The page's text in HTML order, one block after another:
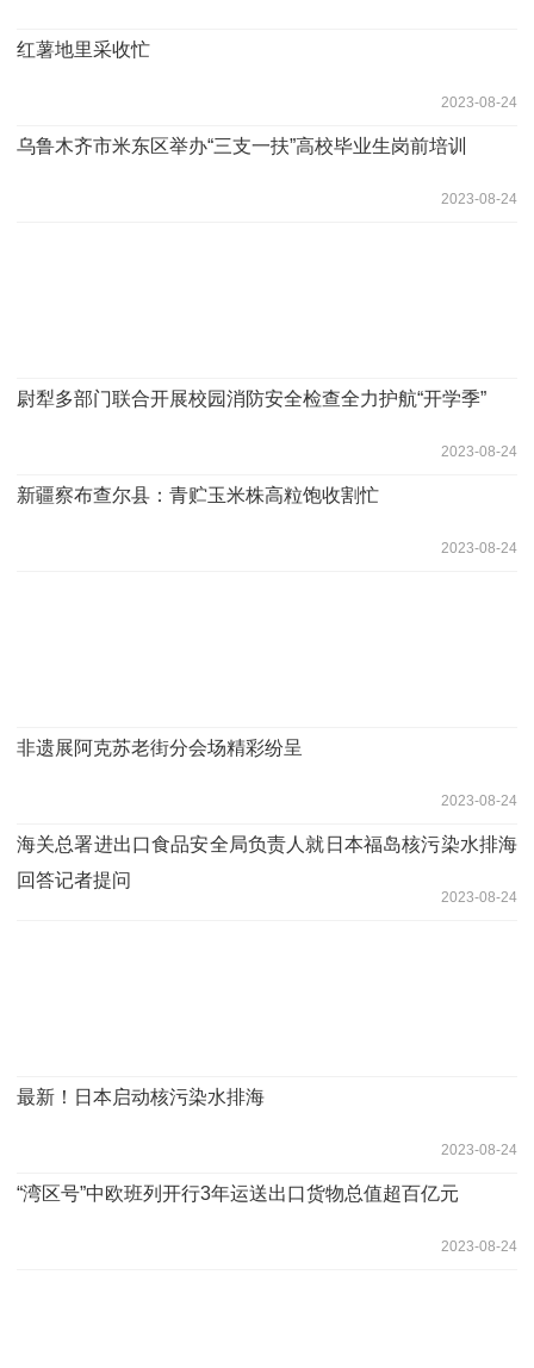
红薯地里采收忙
2023-08-24
乌鲁木齐市米东区举办“三支一扶”高校毕业生岗前培训
2023-08-24
尉犁多部门联合开展校园消防安全检查全力护航“开学季”
2023-08-24
新疆察布查尔县：青贮玉米株高粒饱收割忙
2023-08-24
非遗展阿克苏老街分会场精彩纷呈
2023-08-24
海关总署进出口食品安全局负责人就日本福岛核污染水排海
回答记者提问
2023-08-24
最新！日本启动核污染水排海
2023-08-24
“湾区号”中欧班列开行3年运送出口货物总值超百亿元
2023-08-24